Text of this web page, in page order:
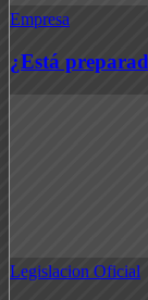
Empresa
¿Está
Legislacion Oficial